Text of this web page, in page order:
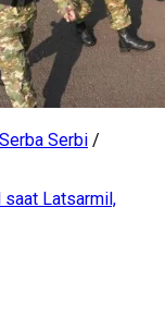
Serbi /
Latsarmil,